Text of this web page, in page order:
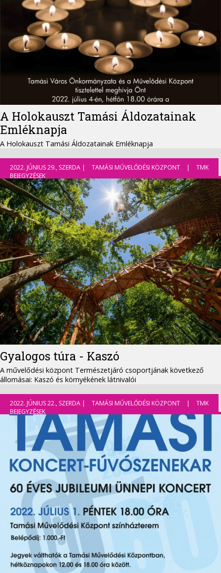
A Holokauszt Tamási Áldozatainak
Emléknapja
A Holokauszt Tamási Áldozatainak Emléknapja
2022. JÚNIUS 29., SZERDA | TAMÁSI MŰVELŐDÉSI KÖZPONT |
TMK
BEJEGYZÉSEK
Gyalogos túra - Kaszó
A művelődési központ Természetjáró csoportjának következő
állomásai: Kaszó és környékének látnivalói
2022. JÚNIUS 22., SZERDA | TAMÁSI MŰVELŐDÉSI KÖZPONT |
TMK
BEJEGYZÉSEK